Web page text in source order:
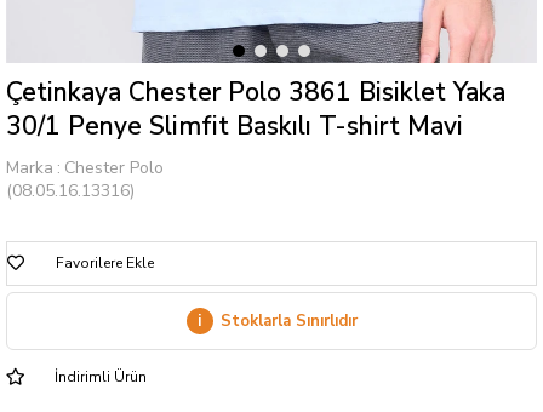
Çetinkaya Chester Polo 3861 Bisiklet Yaka
30/1 Penye Slimfit Baskılı T-shirt Mavi
Marka : Chester Polo
(08.05.16.13316)
Favorilere Ekle
i Stoklarla Sınırlıdır
İndirimli Ürün